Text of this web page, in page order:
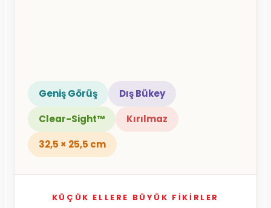
Geniş Görüş
Dış Bükey
Clear-Sight™
Kırılmaz
32,5 × 25,5 cm
KÜÇÜK ELLERE BÜYÜK FIKIRLER